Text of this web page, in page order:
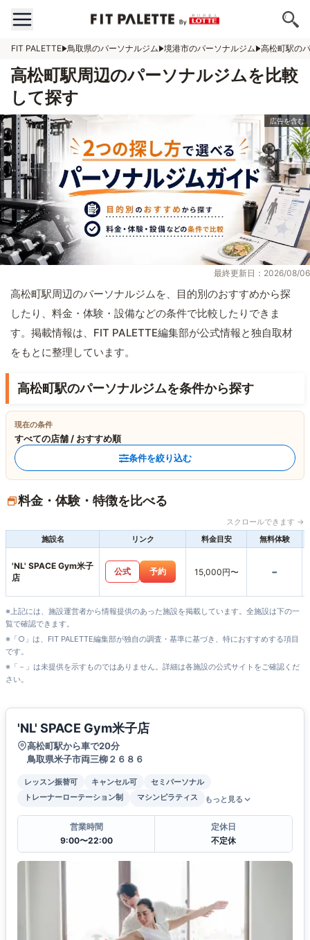
FIT PALETTE 鳥取県のパーソナルジム 境港市のパーソナルジム 高松町駅の
高松町駅周辺のパーソナルジムを比較
して探す
最終更新日：2026/08/06
高松町駅周辺のパーソナルジムを、目的別のおすすめから探
したり、料金・体験・設備などの条件で比較したりできま
す。掲載情報は、FIT PALETTE編集部が公式情報と独自取材
をもとに整理しています。
高松町駅のパーソナルジムを条件から探す
現在の条件
すべての店舗 / おすすめ順
条件を絞り込む
料金・体験・特徴を比べる
スクロールできます →
施設名
リンク 料金目安 無料体験
'NL' SPACE Gym米子
店
公式 予約 15,000円〜 -
※上記には、施設運営者から情報提供のあった施設を掲載しています。全施設は下の一
覧で確認できます。
※「○」は、FIT PALETTE編集部が独自の調査・基準に基づき、特におすすめする項目
です。
※「－」は未提供を示すものではありません。詳細は各施設の公式サイトをご確認くだ
さい。
'NL' SPACE Gym米子店
高松町駅から車で20分
鳥取県米子市両三柳２６８６
レッスン振替可 キャンセル可
セミパーソナル
トレーナーローテーション制
マシンピラティス もっと見る
営業時間
9:00〜22:00
定休日
不定休